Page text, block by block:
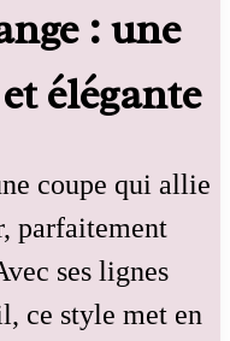
: une
élégante
coupe qui allie
parfaitement
ses lignes
ce style met en